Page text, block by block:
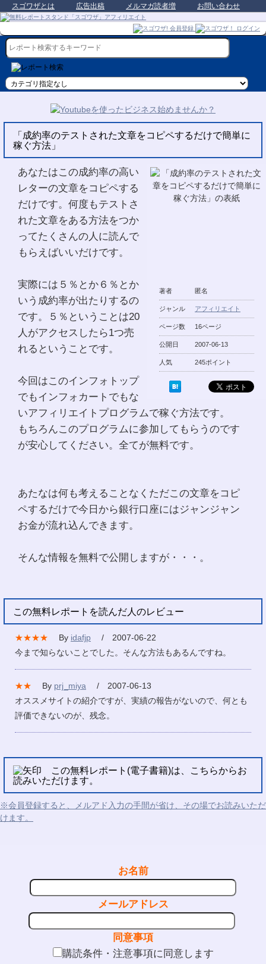
スゴワザとは 広告出稿 メルマガ読者増 お問い合わせ
「成約率のテストされた文章をコピペするだけで簡単に
稼ぐ方法」
著者 匿名
ジャンル アフィリエイト
ページ数 16ページ
公開日 2007-06-13
人気 245ポイント
あなたはこの成約率の高い
レターの文章をコピペする
だけです。何度もテストさ
れた文章をある方法をつか
ってたくさんの人に読んで
もらえばいいだけです。
実際には５％とか６％とか
いう成約率が出たりするの
です。５％ということは20
人がアクセスしたら1つ売
れるということです。
今回はこのインフォトップ
でもインフォカートでもな
いアフィリエイトプログラムで稼ぐ方法です。
もちろんこのプログラムに参加してもらうのです
が安心してください。全てが無料です。
あたなは何も考えることなくただこの文章をコピ
ペするだけで今日から銀行口座にはジャンジャン
お金が流れ込んできます。
そんな情報を無料で公開しますが・・・。
この無料レポートを読んだ人のレビュー
★★★★ By idafjp
/ 2007-06-22
今まで知らないことでした。そんな方法もあるんですね。
★★ By prj_miya
/ 2007-06-13
オススメサイトの紹介ですが、実績の報告がないので、何とも
評価できないのが、残念。
この無料レポート(電子書籍)は、こちらからお
読みいただけます。
※会員登録すると、メルアド入力の手間が省け、その場でお読みいただ
けます。
お名前
メールアドレス
同意事項
購読条件・注意事項に同意します